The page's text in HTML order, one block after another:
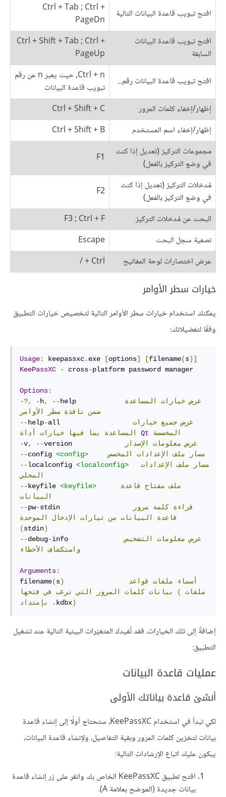
افتح تبويب قاعدة البيانات التالية
Ctrl + Tab ; Ctrl +
PageDn
افتح تبويب قاعدة البيانات
السابقة
Ctrl + Shift + Tab ; Ctrl +
PageUp
افتح تبويب قاعدة البيانات رقم...
Ctrl + n, حيث يعبر n عن رقم
تبويب قاعدة البيانات
إظهار/إخفاء كلمات المرور
Ctrl + Shift + C
إظهار/إخفاء اسم المستخدم
Ctrl + Shift + B
مجموعات التركيز (تعديل إذا كنت
في وضع التركيز بالفعل)
F1
مُدخلات التركيز (تعديل إذا كنت
في وضع التركيز بالفعل)
F2
البحث عن مُدخلات التركيز
F3 ; Ctrl + F
تصفية سجل البحث
Escape
عرض اختصارات لوحة المفاتيح
Ctrl + /
خيارات سطر الأوامر
يمكنك استخدام خيارات سطر الأوامر التالية لتخصيص خيارات التطبيق
وفقًا لتفضيلاتك:
Usage: keepassxc. exe [options] [filename(s)]
KeePassXC
- cross-platform password manager
Options:
-?,
-h, --help عرض خيارات
المساعدة
ضمن
نافذة سطر
الأوامر
--help-all عرض جميع خيارات
المساعدة
بما فيها خيارات أداة Qt
المخصصة
-v, --version عرض معلومات
الإصدار
--config <config> مسار ملف الإعدادات
المخصص
--localconfig <localconfig> مسار ملف
الإعدادات
المحلي
--keyfile <keyfile> ملف مفتاح
قاعدة
البيانات
--pw-stdin قراءة كلمة
مرور
قاعدة
البيانات من تيارات الإدخال
الموحدة
(stdin)
--debug-info عرض معلومات
التشخيص
واستكشاف
الأخطاء
Arguments:
filename(s) أسماء ملفات
قواعد
بيانات كلمات المرور التي ترغب في فتحها
(ملفات
بإمتداد
. kdbx)
إضافةً إلى تلك الخيارات، فقد تُفيدك المتغيّرات البيئية التالية عند تشغيل
التطبيق:
عمليات قاعدة البيانات
أنشئ قاعدة بياناتك الأولى
لكي تبدأ في استخدام KeePassXC، ستحتاج أولًا إلى إنشاء قاعدة
بيانات لتخزين كلمات المرور وبقية التفاصيل، ولإنشاء قاعدة البيانات،
يبكون عليك اتباع الإرشادات التالية:
افتح تطبيق KeePassXC الخاص بك وانقر على زر إنشاء قاعدة
بيانات جديدة (الموضح بعلامة A).